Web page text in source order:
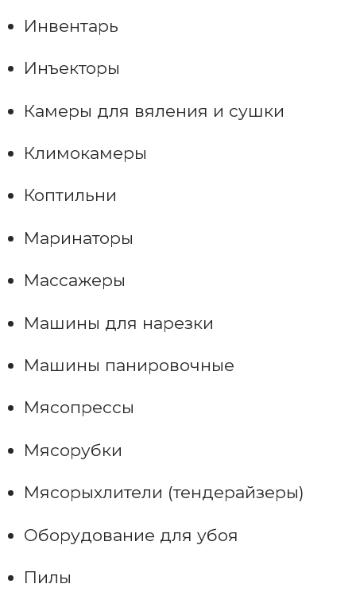
Инвентарь
Инъекторы
Камеры для вяления и сушки
Климокамеры
Коптильни
Маринаторы
Массажеры
Машины для нарезки
Машины панировочные
Мясопрессы
Мясорубки
Мясорыхлители (тендерайзеры)
Оборудование для убоя
Пилы